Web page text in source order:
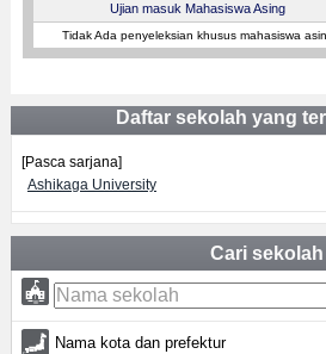
Ujian masuk Mahasiswa Asing
Tidak Ada penyeleksian khusus mahasiswa
Daftar sekolah yang
[Pasca sarjana]
Ashikaga University
Cari sekolah
Nama kota dan prefektur